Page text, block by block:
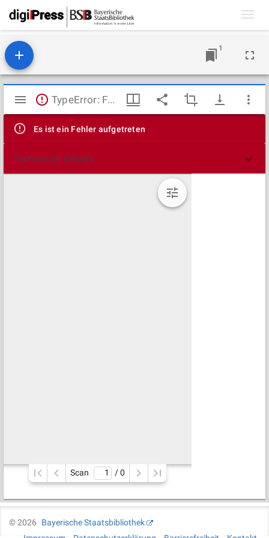
1
Mirador
Viewer
TypeError: Failed to fetch
Es ist ein Fehler aufgetreten
Technische Details
Scan / 0
©2026
Bayerische Staatsbibliothek